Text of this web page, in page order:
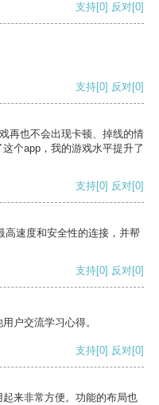
支持[0] 反对[0]
支持[0] 反对[0]
再也不会出现卡顿、掉线的情
个app，我的游戏水平提升了
支持[0] 反对[0]
高速度和安全性的连接，并帮
支持[0] 反对[0]
户交流学习心得。
支持[0] 反对[0]
来非常方便。功能的布局也